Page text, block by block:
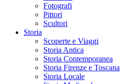
Fotografi
Pittori
Scultori
Storia
Scoperte e Viaggi
Storia Antica
Storia Contemporanea
Storia Firenze e Toscana
Storia Locale